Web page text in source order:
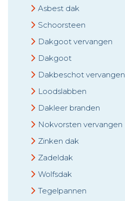
Asbest dak
Schoorsteen
Dakgoot vervangen
Dakgoot
Dakbeschot vervangen
Loodslabben
Dakleer branden
Nokvorsten vervangen
Zinken dak
Zadeldak
Wolfsdak
Tegelpannen